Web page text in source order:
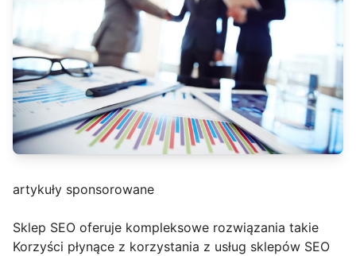
artykuły sponsorowane
Sklep SEO oferuje kompleksowe rozwiązania takie
Korzyści płynące z korzystania z usług sklepów SEO